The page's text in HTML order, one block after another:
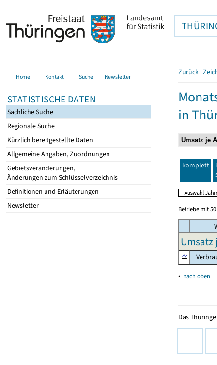
Home Kontakt Suche Newsletter
STATISTISCHE DATEN
Sachliche Suche
Regionale Suche
Kürzlich bereitgestellte Daten
Allgemeine Angaben, Zuordnungen
Gebietsveränderungen,
Änderungen zum Schlüsselverzeichnis
Definitionen und Erläuterungen
Newsletter
Zurück |
in
komplett
Betriebe mit
Umsatz
▴ nach oben
Das